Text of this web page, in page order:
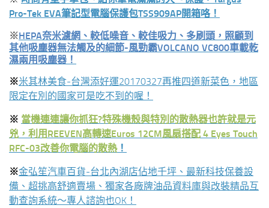
Pro-Tek EVA筆記型電腦保護包TSS909AP開箱咯！
※HEPA奈米濾網、較低噪音、較佳吸力、多刷頭，照顧到
其他吸塵器無法觸及的細節-風勁霸VOLCANO VC800車載乾
濕兩用吸塵器！
※米其林美食-台灣添好運20170327再推四道新菜色，地區
限定在別的國家可是吃不到的喔！
※ 當機連連讓你抓狂?特殊機殼與特別的散熱器也許就是元
兇，利用REEVEN高轉速Euros 12CM風扇搭配 4 Eyes Touch
RFC-03改善你電腦的散熱！
※金弘笙汽車百貨-台北內湖店佔地千坪、最新科技保養設
備、超挑高舒適賣場、獨家各廠牌油品資料庫與改裝精品互
動查詢系統～專人諮詢也OK！